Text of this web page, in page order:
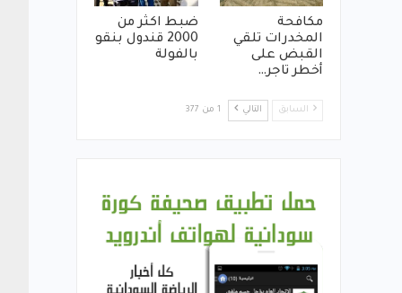
مكافحة
المخدرات تلقي
القبض على
أخطر تاجر…
ضبط اكثر من
2000 قندول بنقو
بالفولة
السابق التالي 1 من 377